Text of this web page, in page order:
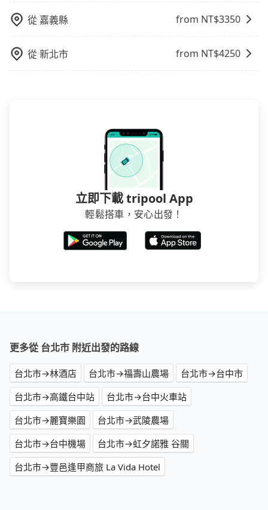
從 嘉義縣 from NT$3350
從新北市 from NT$4250
立即下載 tripool App
輕鬆搭車，安心出發！
更多從 台北市 附近出發的路線
台北市→林酒店 台北市→福壽山農場
台北市→台中市
台北市→高鐵台中站
台北市→台中火車站
台北市→麗寶樂園
台北市→武陵農場
台北市→台中機場
台北市→虹夕諾雅 谷關
台北市→豐邑逢甲商旅 La Vida Hotel